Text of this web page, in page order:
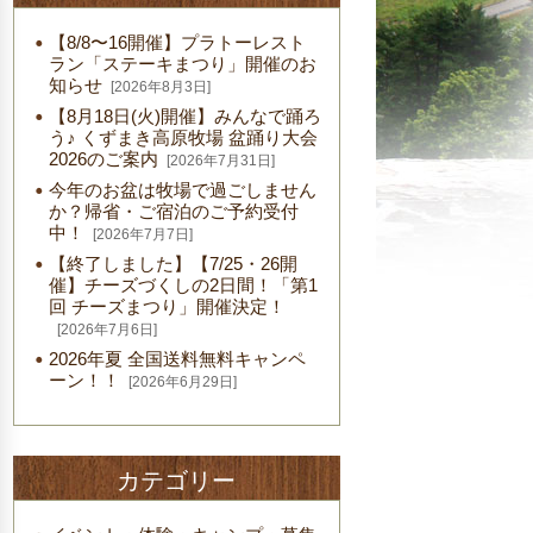
【8/8〜16開催】プラトーレスト
ラン「ステーキまつり」開催のお
知らせ
[2026年8月3日]
【8月18日(火)開催】みんなで踊ろ
う♪ くずまき高原牧場 盆踊り大会
2026のご案内
[2026年7月31日]
今年のお盆は牧場で過ごしません
か？帰省・ご宿泊のご予約受付
中！
[2026年7月7日]
【終了しました】【7/25・26開
催】チーズづくしの2日間！「第1
回 チーズまつり」開催決定！
[2026年7月6日]
2026年夏 全国送料無料キャンペ
ーン！！
[2026年6月29日]
カテゴリー